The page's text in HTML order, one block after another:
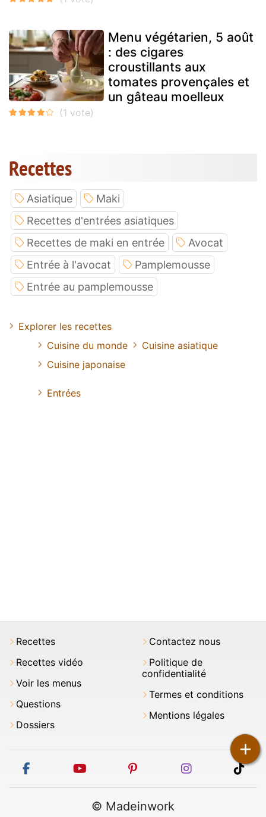
+
Menu végétarien, 5 août
: des cigares
croustillants aux
tomates provençales et
un gâteau moelleux
Recettes
Asiatique
Maki
Recettes d'entrées asiatiques
Recettes de maki en entrée
Avocat
Entrée à l'avocat
Pamplemousse
Entrée au pamplemousse
Explorer les recettes
Cuisine du monde
Cuisine asiatique
Cuisine japonaise
Entrées
Recettes
Recettes vidéo
Voir les menus
Questions
Dossiers
Contactez nous
Politique de
confidentialité
Termes et conditions
Mentions légales
facebook youtube pinterest instagram
© Madeinwork